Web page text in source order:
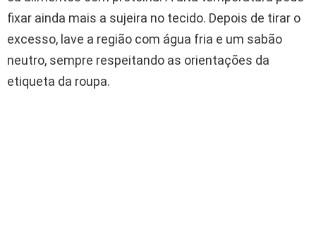
fixar ainda mais a sujeira no tecido. Depois de tirar o
excesso, lave a região com água fria e um sabão
neutro, sempre respeitando as orientações da
etiqueta da roupa.